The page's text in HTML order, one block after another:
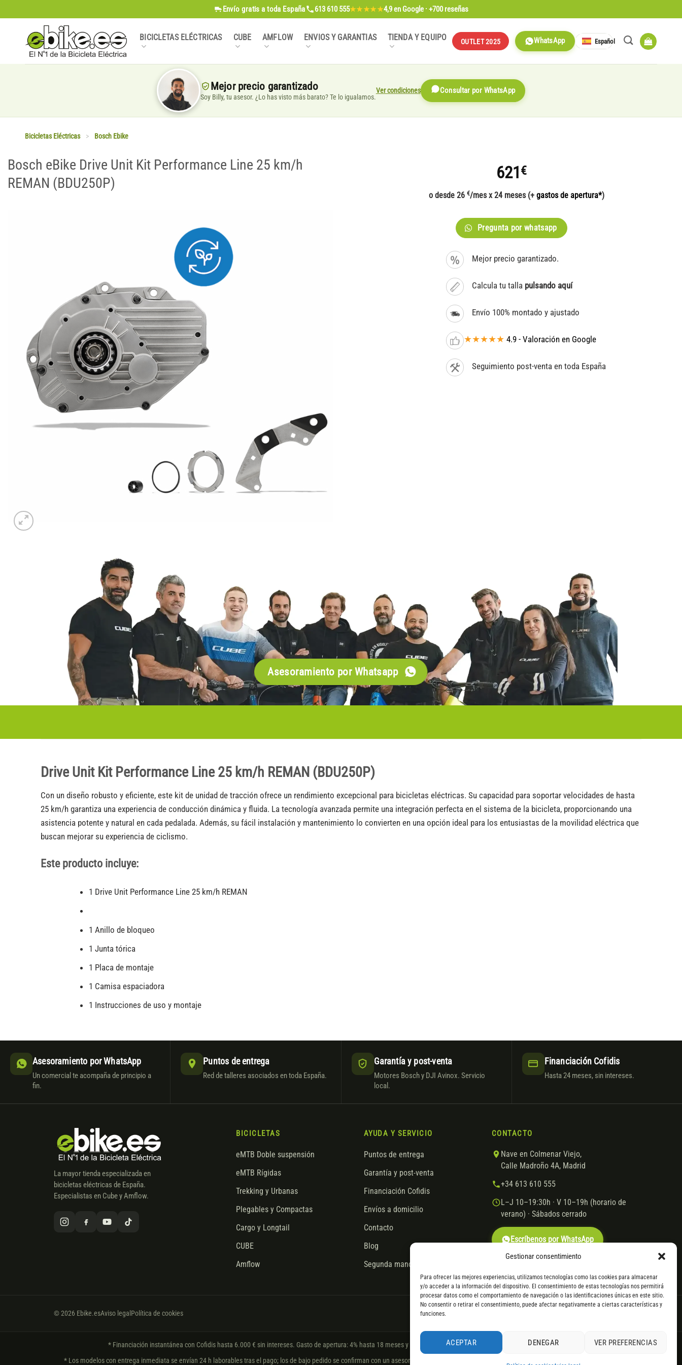
Gestionar consentimiento
Para ofrecer las mejores experiencias, utilizamos tecnologías como las cookies para almacenar
y/o acceder a la información del dispositivo. El consentimiento de estas tecnologías nos permitirá
procesar datos como el comportamiento de navegación o las identificaciones únicas en este sitio.
No consentir o retirar el consentimiento, puede afectar negativamente a ciertas características y
funciones.
ACEPTAR DENEGAR VER PREFERENCIAS
al
contenido
Envío gratis a toda España 613 610 555★★★★★4,9en Google · +700 reseñas
BICICLETAS ELÉCTRICAS CUBE AMFLOW ENVIOS Y GARANTIAS TIENDA Y EQUIPO OUTLET 2025 WhatsApp Español
Mejor precio garantizado
Soy Billy, tu asesor. ¿Lo has visto más barato? Te lo igualamos.
Ver condiciones Consultar por WhatsApp
Bicicletas Eléctricas > Bosch Ebike
Bosch eBike Drive Unit Kit Performance Line 25 km/h
REMAN (BDU250P)
621€
o desde 26 €/mes x 24 meses (+ gastos de apertura*)
Pregunta por whatsapp
Mejor precio garantizado.
Calcula tu talla pulsando aquí
Envío 100% montado y ajustado
★★★★★ 4.9 - Valoración en Google
Seguimiento post-venta en toda España
Asesoramiento por Whatsapp
Drive Unit Kit Performance Line 25 km/h REMAN (BDU250P)
Con un diseño robusto y eficiente, este kit de unidad de tracción ofrece un rendimiento excepcional para bicicletas eléctricas. Su capacidad para soportar velocidades de hasta
25 km/h garantiza una experiencia de conducción dinámica y fluida. La tecnología avanzada permite una integración perfecta en el sistema de la bicicleta, proporcionando una
asistencia potente y natural en cada pedalada. Además, su fácil instalación y mantenimiento lo convierten en una opción ideal para los entusiastas de la movilidad eléctrica que
buscan mejorar su experiencia de ciclismo.
Este producto incluye:
1 Drive Unit Performance Line 25 km/h REMAN
1 Anillo de bloqueo
1 Junta tórica
1 Placa de montaje
1 Camisa espaciadora
1 Instrucciones de uso y montaje
Asesoramiento por WhatsApp
Un comercial te acompaña de principio a
fin.
Puntos de entrega
Red de talleres asociados en toda España.
Garantía y post-venta
Motores Bosch y DJI Avinox. Servicio
local.
Financiación Cofidis
Hasta 24 meses, sin intereses.
La mayor tienda especializada en
bicicletas eléctricas de España.
Especialistas en Cube y Amflow.
BICICLETAS
eMTB Doble suspensión
eMTB Rígidas
Trekking y Urbanas
Plegables y Compactas
Cargo y Longtail
CUBE
Amflow
AYUDA Y SERVICIO
Puntos de entrega
Garantía y post-venta
Financiación Cofidis
Envíos a domicilio
Contacto
Blog
Segunda mano
CONTACTO
Nave en Colmenar Viejo,
Calle Madroño 4A, Madrid
+34 613 610 555
L–J 10–19:30h · V 10–19h (horario de
verano) · Sábados cerrado
Escríbenos por WhatsApp
© 2026 Ebike.esAviso legal Política de cookies
* Financiación instantánea con Cofidis hasta 6.000 € sin intereses. Gasto de apertura: 4% hasta 18 meses y 7% a 24 meses. Consulta todos los detallespor WhatsApp.
* Los modelos con entrega inmediata se envían 24 h laborables tras el pago; los de bajo pedido se confirman con un asesor. Si no fuera posible servir el producto, se devuelve el importe sin coste. La